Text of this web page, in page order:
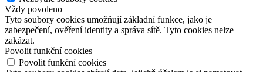
Vždy povoleno
Tyto soubory cookies umožňují základní funkce, jako je
zabezpečení, ověření identity a správa sítě. Tyto cookies nelze
zakázat.
Povolit funkční cookies
Povolit funkční cookies